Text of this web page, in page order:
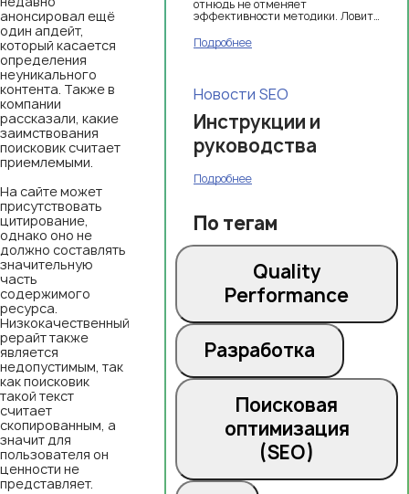
отнюдь не отменяет
эффективности методики. Ловите
Подробнее
Новости SEO
Инструкции и
руководства
Подробнее
По тегам
Quality
Performance
Разработка
Поисковая
оптимизация
(SEO)
анонсировал ещё
один апдейт,
который касается
определения
неуникального
контента. Также в
компании
рассказали, какие
заимствования
поисковик считает
приемлемыми.
На сайте может
присутствовать
цитирование,
однако оно не
должно составлять
значительную
часть
содержимого
ресурса.
Низкокачественный
рерайт также
является
недопустимым, так
как поисковик
такой текст
считает
скопированным, а
значит для
пользователя он
ценности не
представляет.